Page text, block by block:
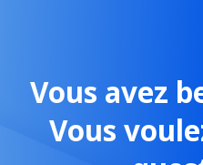
Vous avez
Vous